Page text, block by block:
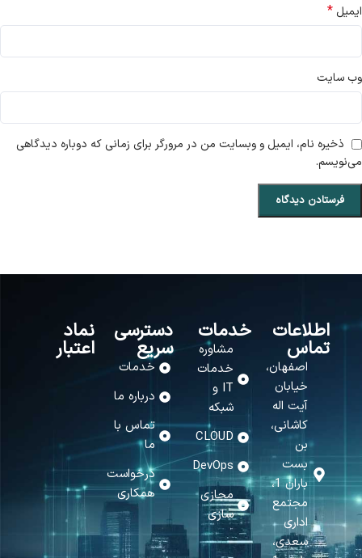
ایمیل *
وب‌ سایت
ذخیره نام، ایمیل و وبسایت من در مرورگر برای زمانی که دوباره دیدگاهی
می‌نویسم.
اطلاعات
تماس
اصفهان،
خیابان
آیت اله
کاشانی،
بن
بست
باران 1،
مجتمع
اداری
سعدی،
خدمات
مشاوره
خدمات
IT و
شبکه
CLOUD
DevOps
مجازی
سازی
دسترسی
سریع
خدمات
درباره ما
تماس با
ما
درخواست
همکاری
نماد
اعتبار